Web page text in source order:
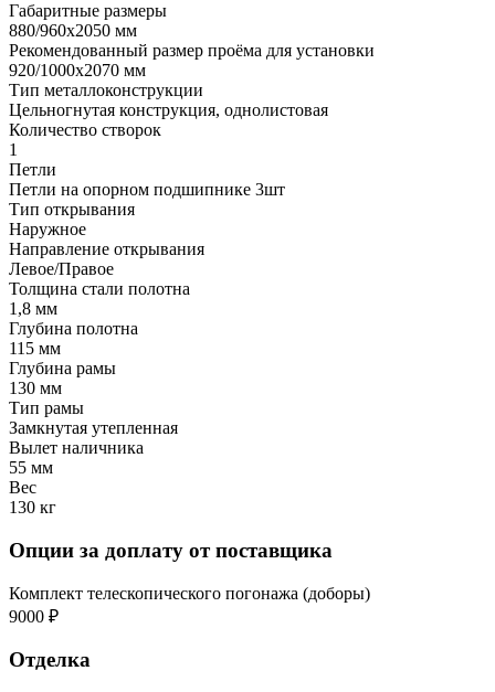
Габаритные размеры
880/960х2050 мм
Рекомендованный размер проёма для установки
920/1000х2070 мм
Тип металлоконструкции
Цельногнутая конструкция, однолистовая
Количество створок
1
Петли
Петли на опорном подшипнике 3шт
Тип открывания
Наружное
Направление открывания
Левое/Правое
Толщина стали полотна
1,8 мм
Глубина полотна
115 мм
Глубина рамы
130 мм
Тип рамы
Замкнутая утепленная
Вылет наличника
55 мм
Вес
130 кг
Опции за доплату от поставщика
Комплект телескопического погонажа (доборы)
9000 ₽
Отделка